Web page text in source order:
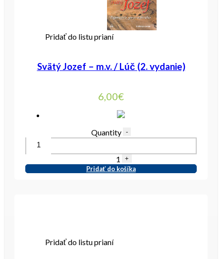
Pridať do listu prianí
Svätý Jozef – m.v. / Lúč (2. vydanie)
6,00€
Quantity -
1 +
Pridať do košíka
Pridať do listu prianí